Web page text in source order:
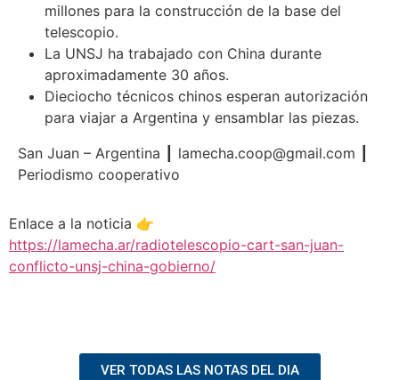
millones para la construcción de la base del
telescopio.
La UNSJ ha trabajado con China durante
aproximadamente 30 años.
Dieciocho técnicos chinos esperan autorización
para viajar a Argentina y ensamblar las piezas.
San Juan – Argentina ┃ lamecha.coop@gmail.com
Periodismo cooperativo
Enlace a la noticia 👉
https://lamecha.ar/radiotelescopio-cart-san-juan-
conflicto-unsj-china-gobierno/
VER TODAS LAS NOTAS DEL DIA